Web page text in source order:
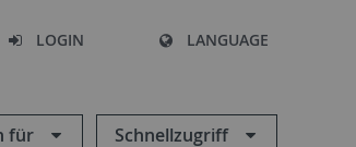
LOGIN LANGUAGE
für Schnellzugriff